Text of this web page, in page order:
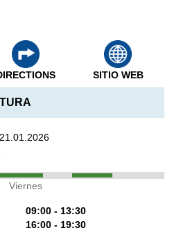
Viernes
09:00 - 13:30
16:00 - 19:30
SITIO WEB